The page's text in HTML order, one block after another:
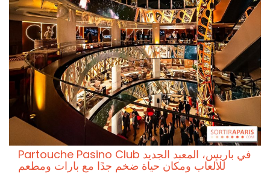
Partouche Pasino Club في باريس، المعبد الجديد
للألعاب ومكان حياة ضخم جدًا مع بارات ومطعم